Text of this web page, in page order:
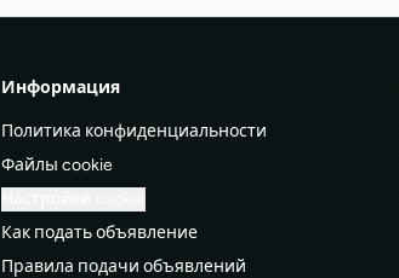
Информация
Политика конфиденциальности
Файлы cookie
Как подать объявление
Правила подачи объявлений